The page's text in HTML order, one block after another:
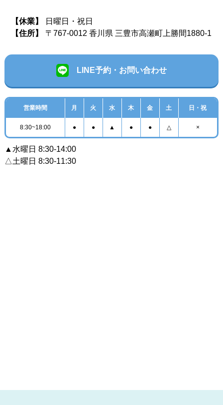
【休業】
日曜日・祝日
【住所】
〒767-0012 香川県 三豊市高瀬町上勝間1880-1
LINE予約・お問い合わせ
営業時間 月 火 水 木 金 土 日・祝
8:30~18:00 ● ● ▲ ● ● △ ×
▲水曜日 8:30-14:00
△土曜日 8:30-11:30